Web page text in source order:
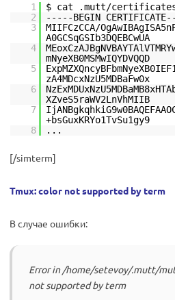
1
$ cat .mutt/
2
-----BEGIN
3
MIIFCzCCA/
A0GCSqGSIb3DQEBCwUA
4
mNyeXB0MSMwIQYDVQQD
5
zA4MDcxNzU5MDBaFw0x
6
XZveS5raWV2LnVhMIIB
7
+bsGuxKRYo1TvSu1gy9
8
...
[/simterm]
Tmux: color not supported by term
В случае ошибки:
Error in /home/setevoy/.mutt/
not supported by term